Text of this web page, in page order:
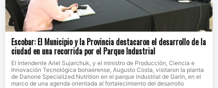
Escobar: El Municipio y la Provincia destacaron el desarrollo de la
ciudad en una recorrida por el Parque Industrial
El intendente Ariel Sujarchuk, y el ministro de Producción, Ciencia e
Innovación Tecnológica bonaerense, Augusto Costa, visitaron la planta
de Danone Specialized Nutrition en el parque industrial de Garín, en el
marco de una agenda orientada al fortalecimiento del desarrollo